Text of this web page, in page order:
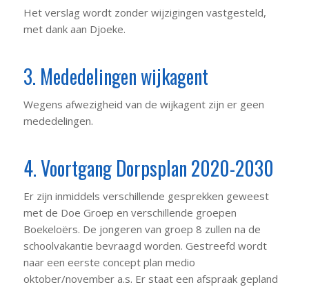
Het verslag wordt zonder wijzigingen vastgesteld,
met dank aan Djoeke.
3. Mededelingen wijkagent
Wegens afwezigheid van de wijkagent zijn er geen
mededelingen.
4. Voortgang Dorpsplan 2020-2030
Er zijn inmiddels verschillende gesprekken geweest
met de Doe Groep en verschillende groepen
Boekeloërs. De jongeren van groep 8 zullen na de
schoolvakantie bevraagd worden. Gestreefd wordt
naar een eerste concept plan medio
oktober/november a.s. Er staat een afspraak gepland